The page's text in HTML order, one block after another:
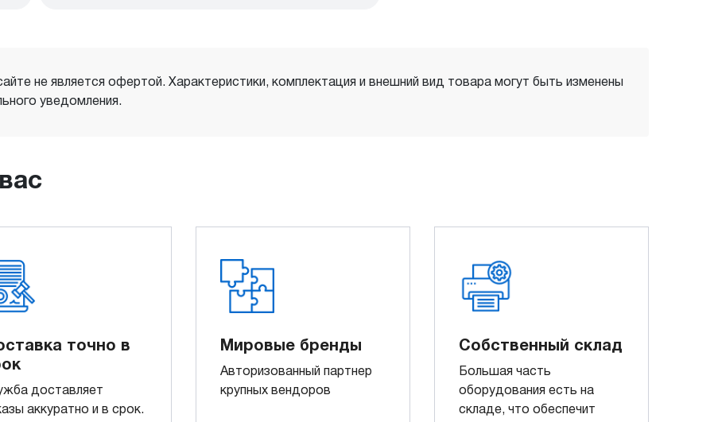
не является офертой. Характеристики, комплектация и внешний вид товара могут быть изменены
уведомления.
точно в
доставляет
аккуратно и в срок.
Мировые бренды
Авторизованный партнер
крупных вендоров
Собственный склад
Большая часть
оборудования есть на
складе, что обеспечит